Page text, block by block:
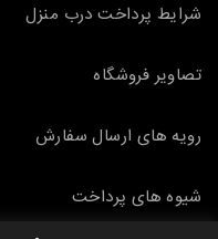
شرایط پرداخت درب منزل
تصاویر فروشگاه
رویه های ارسال سفارش
شیوه های پرداخت